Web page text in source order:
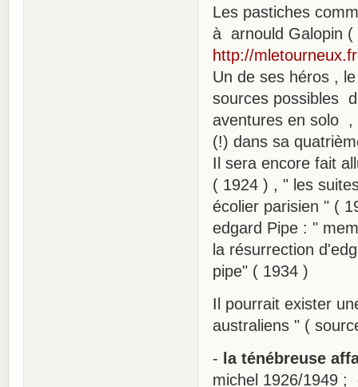
Les pastiches
à arnould Galopin
http://
Un de ses héros ,
sources possibles
aventures en solo ,
(!) dans sa
Il sera encore fait
( 1924 ) , " les
écolier parisien " (
edgard Pipe : "
la résurrection
pipe" ( 1934 )
Il pourrait exister
australiens " (
- la ténébreuse
michel 1926/1949 ;